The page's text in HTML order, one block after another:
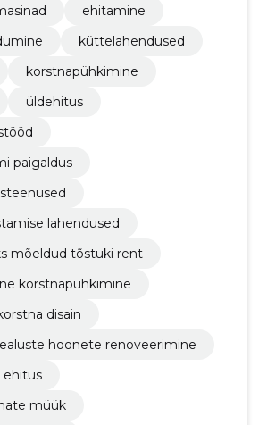
ehitamine
küttelahendused
korstnapühkimine
üldehitus
paigaldus
lahendused
mõeldud tõstuki rent
korstnapühkimine
disain
hoonete renoveerimine
ehitus
müük